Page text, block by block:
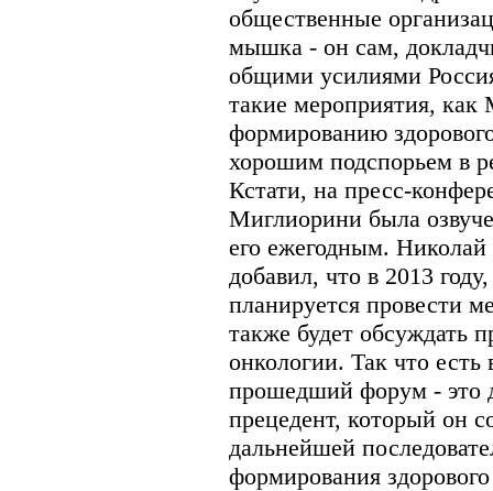
общественные
мышка - он сам,
общими усилиями
такие мероприятия,
формированию
хорошим подспорьем в
Кстати, на пресс-
Миглиорини была
его ежегодным. Николай
добавил, что в 2013
планируется провести
также будет обсуждать
онкологии. Так что есть
прошедший форум - это
прецедент, который он
дальнейшей
формирования